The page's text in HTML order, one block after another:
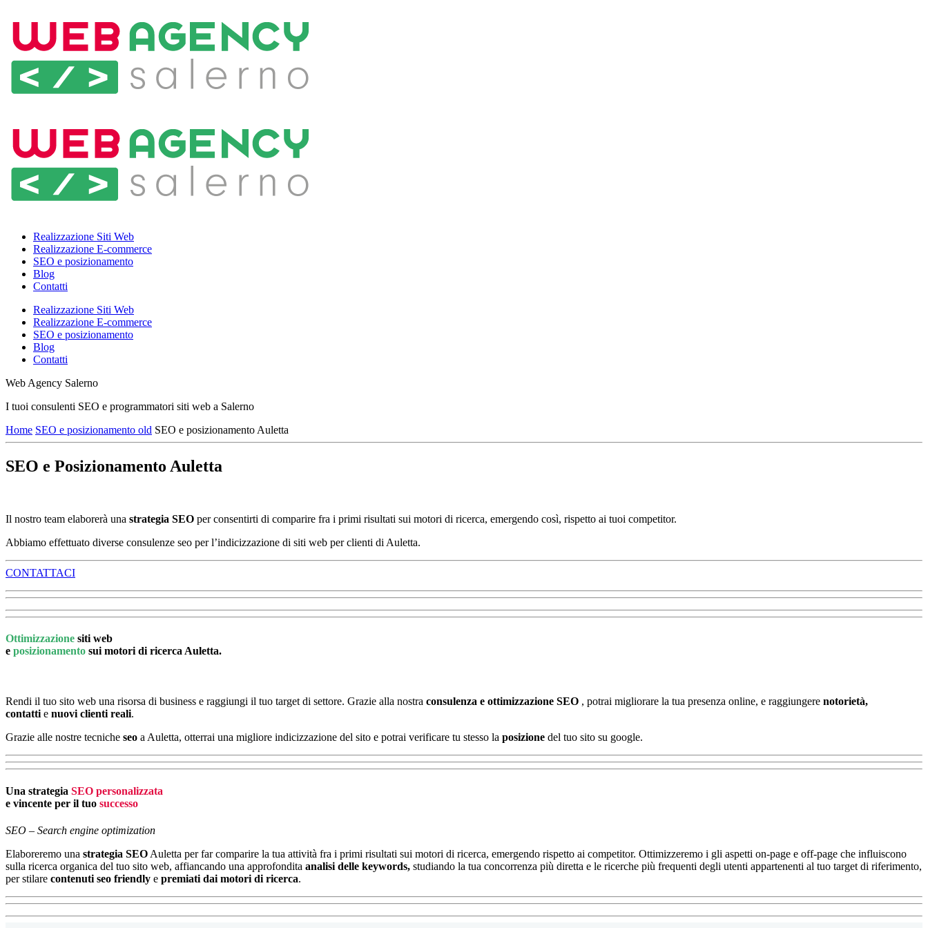
Realizzazione Siti Web
Realizzazione E-commerce
SEO e posizionamento
Blog
Contatti
Realizzazione Siti Web
Realizzazione E-commerce
SEO e posizionamento
Blog
Contatti
Web Agency Salerno
I tuoi consulenti SEO e programmatori siti web a Salerno
Home SEO e posizionamento old SEO e posizionamento Auletta
SEO e Posizionamento Auletta
Il nostro team elaborerà una strategia SEO per consentirti di comparire fra i primi risultati sui motori di ricerca, emergendo così, rispetto ai tuoi competitor.
Abbiamo effettuato diverse consulenze seo per l’indicizzazione di siti web per clienti di Auletta.
CONTATTACI
Ottimizzazione siti web
e posizionamento sui motori di ricerca Auletta.
Rendi il tuo sito web una risorsa di business e raggiungi il tuo target di settore. Grazie alla nostra consulenza e ottimizzazione SEO , potrai migliorare la tua presenza online, e raggiungere notorietà,
contatti e nuovi clienti reali.
Grazie alle nostre tecniche seo a Auletta, otterrai una migliore indicizzazione del sito e potrai verificare tu stesso la posizione del tuo sito su google.
Una strategia SEO personalizzata
e vincente per il tuo successo
SEO – Search engine optimization
Elaboreremo una strategia SEO Auletta per far comparire la tua attività fra i primi risultati sui motori di ricerca, emergendo rispetto ai competitor. Ottimizzeremo i gli aspetti on-page e off-page che influiscono
sulla ricerca organica del tuo sito web, affiancando una approfondita analisi delle keywords, studiando la tua concorrenza più diretta e le ricerche più frequenti degli utenti appartenenti al tuo target di riferimento,
per stilare contenuti seo friendly e premiati dai motori di ricerca.